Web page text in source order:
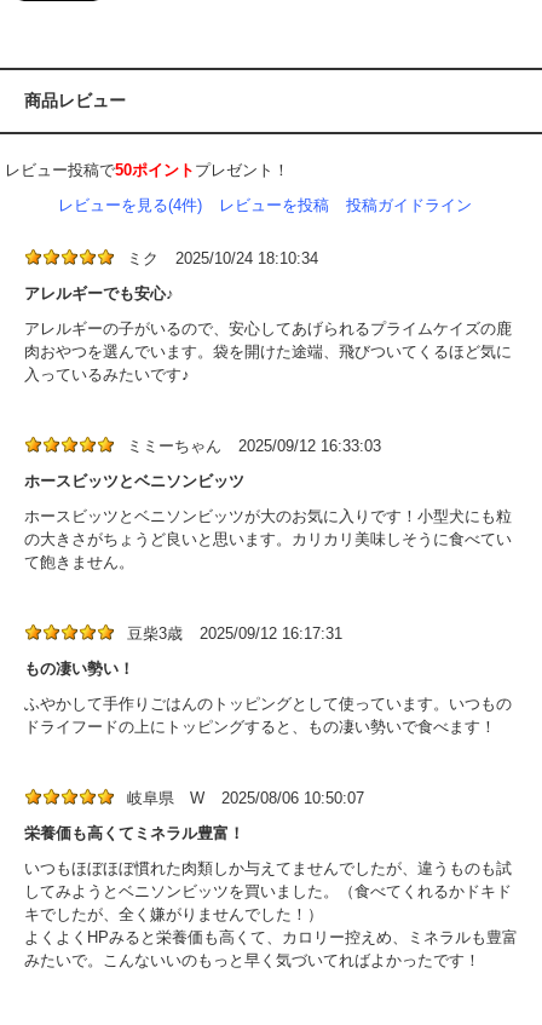
商品レビュー
レビュー投稿で50ポイント プレゼント！
レビューを見る(4件)
レビューを投稿 投稿ガイドライン
ミク
2025/10/24 18:10:34
アレルギーでも安心♪
アレルギーの子がいるので、安心してあげられるプライムケイズの鹿
肉おやつを選んでいます。袋を開けた途端、飛びついてくるほど気に
入っているみたいです♪
ミミーちゃん
2025/09/12 16:33:03
ホースビッツとベニソンビッツ
ホースビッツとベニソンビッツが大のお気に入りです！小型犬にも粒
の大きさがちょうど良いと思います。カリカリ美味しそうに食べてい
て飽きません。
豆柴3歳
2025/09/12 16:17:31
もの凄い勢い！
ふやかして手作りごはんのトッピングとして使っています。いつもの
ドライフードの上にトッピングすると、もの凄い勢いで食べます！
岐阜県 W
2025/08/06 10:50:07
栄養価も高くてミネラル豊富！
いつもほぼほぼ慣れた肉類しか与えてませんでしたが、違うものも試
してみようとベニソンビッツを買いました。（食べてくれるかドキド
キでしたが、全く嫌がりませんでした！）
よくよくHPみると栄養価も高くて、カロリー控えめ、ミネラルも豊富
みたいで。こんないいのもっと早く気づいてればよかったです！